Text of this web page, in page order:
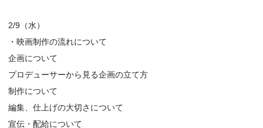
2/9（水）
・映画制作の流れについて
企画について
プロデューサーから見る企画の立て方
制作について
編集、仕上げの大切さについて
宣伝・配給について